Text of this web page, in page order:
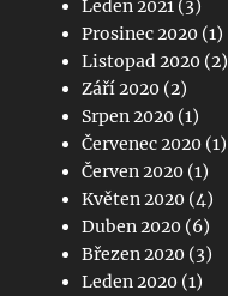
Leden 2021 (3)
Prosinec 2020 (1)
Listopad 2020 (2)
Září 2020 (2)
Srpen 2020 (1)
Červenec 2020 (1)
Červen 2020 (1)
Květen 2020 (4)
Duben 2020 (6)
Březen 2020 (3)
Leden 2020 (1)